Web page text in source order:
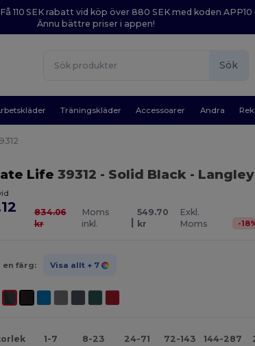
110 SEK rabatt vid köp över 880 SEK med koden APP10
Ännu bättre priser i appen!
Sök
Träningskläder Accessoarer Andra
Life 39312 - Solid Black-
834.06
kr
Moms
inkl.
|
549.70
kr
Exkl.
Moms
-18
en färg: Visa allt + 7
1-7 8-23 24-71 72-143 144-287